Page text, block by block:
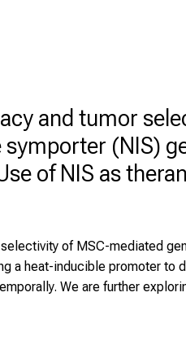
and tumor
(NIS)
of NIS as
of MSC-mediated
a heat-inducible promoter
We are further